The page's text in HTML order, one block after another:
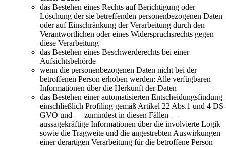
das Bestehen eines Rechts auf Berichtigung oder
Löschung der sie betreffenden personenbezogenen Daten
oder auf Einschränkung der Verarbeitung durch den
Verantwortlichen oder eines Widerspruchsrechts gegen
diese Verarbeitung
das Bestehen eines Beschwerderechts bei einer
Aufsichtsbehörde
wenn die personenbezogenen Daten nicht bei der
betroffenen Person erhoben werden: Alle verfügbaren
Informationen über die Herkunft der Daten
das Bestehen einer automatisierten Entscheidungsfindung
einschließlich Profiling gemäß Artikel 22 Abs.1 und 4 DS-
GVO und — zumindest in diesen Fällen —
aussagekräftige Informationen über die involvierte Logik
sowie die Tragweite und die angestrebten Auswirkungen
einer derartigen Verarbeitung für die betroffene Person